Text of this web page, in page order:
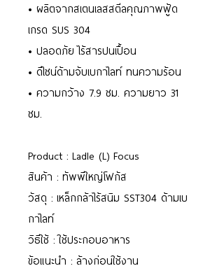
• ผลิตจากสเตนเลสสตีลคุณภาพฟู้ด
เกรด SUS 304
• ปลอดภัย ไร้สารปนเปื้อน
• ดีไซน์ด้ามจับเบกาไลท์ ทนความร้อน
• ความกว้าง 7.9 ซม. ความยาว 31
ซม.
Product : Ladle (L) Focus
สินค้า : ทัพพีใหญ่โฟกัส
วัสดุ : เหล็กกล้าไร้สนิม SST304 ด้ามเบ
กาไลท์
วิธีใช้ : ใช้ประกอบอาหาร
ข้อแนะนำ : ล้างก่อนใช้งาน